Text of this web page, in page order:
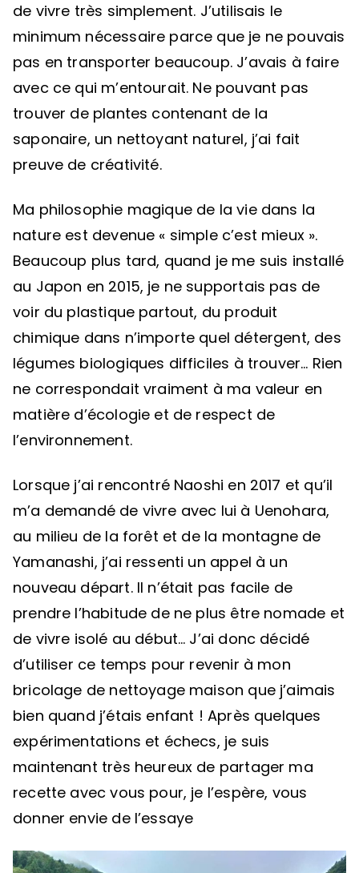
de vivre très simplement. J’utilisais le
minimum nécessaire parce que je ne pouvais
pas en transporter beaucoup. J’avais à faire
avec ce qui m’entourait. Ne pouvant pas
trouver de plantes contenant de la
saponaire, un nettoyant naturel, j’ai fait
preuve de créativité.
Ma philosophie magique de la vie dans la
nature est devenue « simple c’est mieux ».
Beaucoup plus tard, quand je me suis installé
au Japon en 2015, je ne supportais pas de
voir du plastique partout, du produit
chimique dans n’importe quel détergent, des
légumes biologiques difficiles à trouver… Rien
ne correspondait vraiment à ma valeur en
matière d’écologie et de respect de
l’environnement.
Lorsque j’ai rencontré Naoshi en 2017 et qu’il
m’a demandé de vivre avec lui à Uenohara,
au milieu de la forêt et de la montagne de
Yamanashi, j’ai ressenti un appel à un
nouveau départ. Il n’était pas facile de
prendre l’habitude de ne plus être nomade et
de vivre isolé au début… J’ai donc décidé
d’utiliser ce temps pour revenir à mon
bricolage de nettoyage maison que j’aimais
bien quand j’étais enfant ! Après quelques
expérimentations et échecs, je suis
maintenant très heureux de partager ma
recette avec vous pour, je l’espère, vous
donner envie de l’essaye